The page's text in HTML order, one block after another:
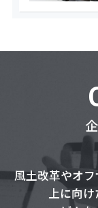
風土改革やオ
上に向